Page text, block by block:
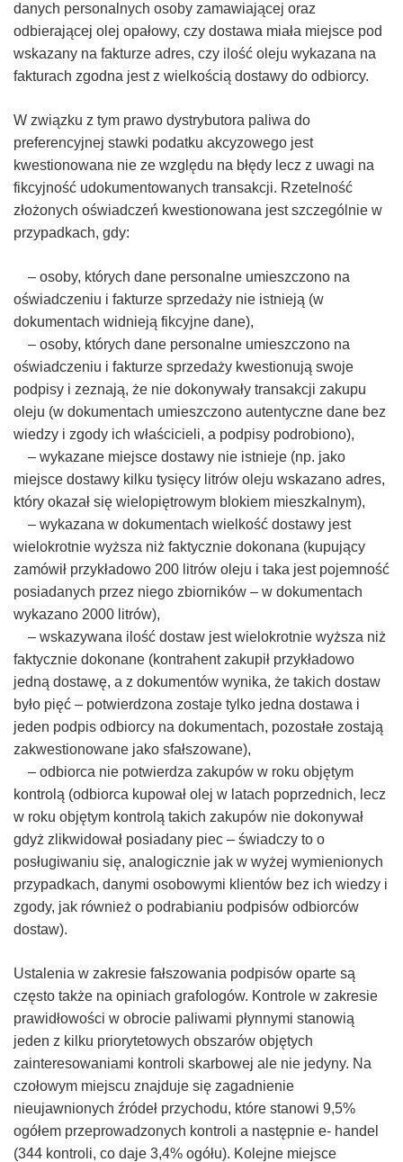
danych personalnych osoby zamawiającej oraz
odbierającej olej opałowy, czy dostawa miała miejsce pod
wskazany na fakturze adres, czy ilość oleju wykazana na
fakturach zgodna jest z wielkością dostawy do odbiorcy.
W związku z tym prawo dystrybutora paliwa do
preferencyjnej stawki podatku akcyzowego jest
kwestionowana nie ze względu na błędy lecz z uwagi na
fikcyjność udokumentowanych transakcji. Rzetelność
złożonych oświadczeń kwestionowana jest szczególnie w
przypadkach, gdy:
– osoby, których dane personalne umieszczono na
oświadczeniu i fakturze sprzedaży nie istnieją (w
dokumentach widnieją fikcyjne dane),
– osoby, których dane personalne umieszczono na
oświadczeniu i fakturze sprzedaży kwestionują swoje
podpisy i zeznają, że nie dokonywały transakcji zakupu
oleju (w dokumentach umieszczono autentyczne dane bez
wiedzy i zgody ich właścicieli, a podpisy podrobiono),
– wykazane miejsce dostawy nie istnieje (np. jako
miejsce dostawy kilku tysięcy litrów oleju wskazano adres,
który okazał się wielopiętrowym blokiem mieszkalnym),
– wykazana w dokumentach wielkość dostawy jest
wielokrotnie wyższa niż faktycznie dokonana (kupujący
zamówił przykładowo 200 litrów oleju i taka jest pojemność
posiadanych przez niego zbiorników – w dokumentach
wykazano 2000 litrów),
– wskazywana ilość dostaw jest wielokrotnie wyższa niż
faktycznie dokonane (kontrahent zakupił przykładowo
jedną dostawę, a z dokumentów wynika, że takich dostaw
było pięć – potwierdzona zostaje tylko jedna dostawa i
jeden podpis odbiorcy na dokumentach, pozostałe zostają
zakwestionowane jako sfałszowane),
– odbiorca nie potwierdza zakupów w roku objętym
kontrolą (odbiorca kupował olej w latach poprzednich, lecz
w roku objętym kontrolą takich zakupów nie dokonywał
gdyż zlikwidował posiadany piec – świadczy to o
posługiwaniu się, analogicznie jak w wyżej wymienionych
przypadkach, danymi osobowymi klientów bez ich wiedzy i
zgody, jak również o podrabianiu podpisów odbiorców
dostaw).
Ustalenia w zakresie fałszowania podpisów oparte są
często także na opiniach grafologów. Kontrole w zakresie
prawidłowości w obrocie paliwami płynnymi stanowią
jeden z kilku priorytetowych obszarów objętych
zainteresowaniami kontroli skarbowej ale nie jedyny. Na
czołowym miejscu znajduje się zagadnienie
nieujawnionych źródeł przychodu, które stanowi 9,5%
ogółem przeprowadzonych kontroli a następnie e- handel
(344 kontroli, co daje 3,4% ogółu). Kolejne miejsce